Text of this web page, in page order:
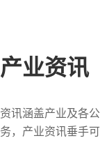
产业资讯
资讯涵盖产业及各
务，产业资讯垂手可